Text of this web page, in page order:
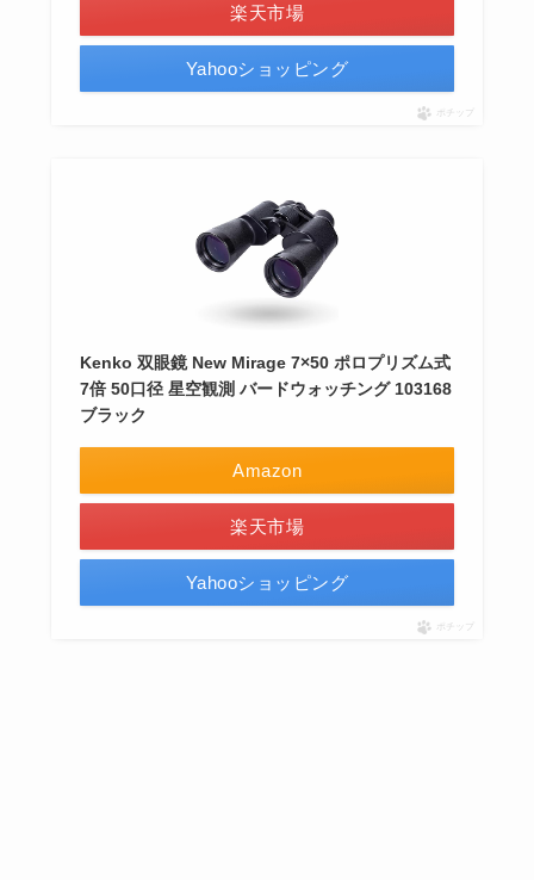
楽天市場
Yahooショッピング
ポチップ
Kenko 双眼鏡 New Mirage 7×50 ポロプリズム式
7倍 50口径 星空観測 バードウォッチング 103168
ブラック
Amazon
楽天市場
Yahooショッピング
ポチップ